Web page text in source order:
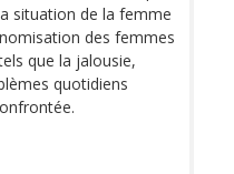
situation de la femme
des femmes
que la jalousie,
quotidiens